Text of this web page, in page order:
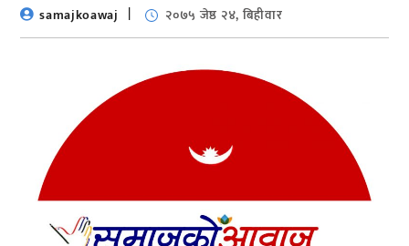
samajkoawaj
२०७५ जेष्ठ २४, बिहीवार